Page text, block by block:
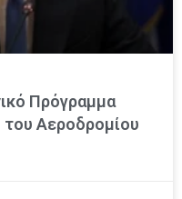
Πρόγραμμα
του Αεροδρομίου